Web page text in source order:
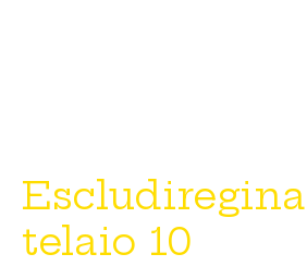
telaio 10